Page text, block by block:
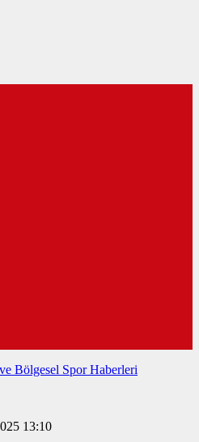
Bölgesel Spor Haberleri
13:10